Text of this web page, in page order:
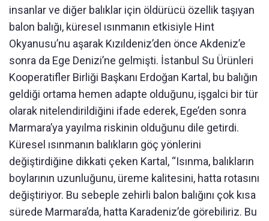
insanlar ve diğer balıklar için öldürücü özellik taşıyan
balon balığı, küresel ısınmanın etkisiyle Hint
Okyanusu’nu aşarak Kızıldeniz’den önce Akdeniz’e
sonra da Ege Denizi’ne gelmişti. İstanbul Su Ürünleri
Kooperatifler Birliği Başkanı Erdoğan Kartal, bu balığın
geldiği ortama hemen adapte olduğunu, işgalci bir tür
olarak nitelendirildiğini ifade ederek, Ege’den sonra
Marmara’ya yayılma riskinin olduğunu dile getirdi.
Küresel ısınmanın balıkların göç yönlerini
değiştirdiğine dikkati çeken Kartal, “Isınma, balıkların
boylarının uzunluğunu, üreme kalitesini, hatta rotasını
değiştiriyor. Bu sebeple zehirli balon balığını çok kısa
sürede Marmara’da, hatta Karadeniz’de görebiliriz. Bu